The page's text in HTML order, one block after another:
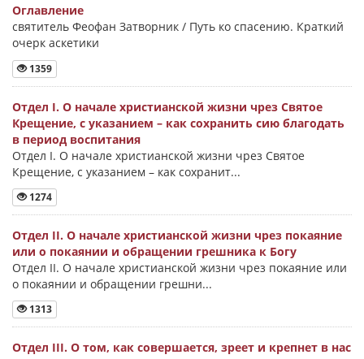
Оглавление
святитель Феофан Затворник / Путь ко спасению. Краткий
очерк аскетики
1359
Отдел I. О начале христианской жизни чрез Святое
Крещение, с указанием – как сохранить сию благодать
в период воспитания
Отдел I. О начале христианской жизни чрез Святое
Крещение, с указанием – как сохранит...
1274
Отдел II. О начале христианской жизни чрез покаяние
или о покаянии и обращении грешника к Богу
Отдел II. О начале христианской жизни чрез покаяние или
о покаянии и обращении грешни...
1313
Отдел III. О том, как совершается, зреет и крепнет в нас